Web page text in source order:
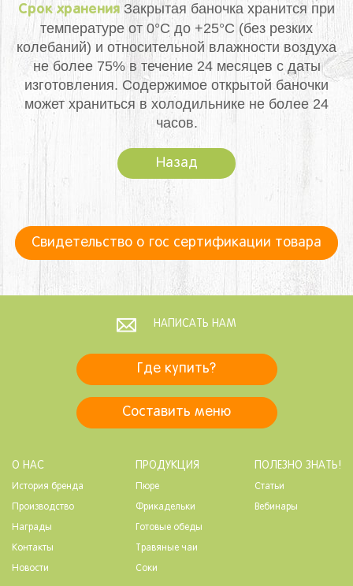
Срок хранения Закрытая баночка хранится при
температуре от 0°С до +25°С (без резких
колебаний) и относительной влажности воздуха
не более 75% в течение 24 месяцев с даты
изготовления. Содержимое открытой баночки
может храниться в холодильнике не более 24
часов.
Назад
Свидетельство о гос сертификации товара
Где купить?
Составить меню
НАПИСАТЬ НАМ
О НАС
История бренда
Производство
Награды
Контакты
Новости
ПРОДУКЦИЯ
Пюре
Фрикадельки
Готовые обеды
Травяные чаи
Соки
ПОЛЕЗНО ЗНАТЬ!
Статьи
Вебинары